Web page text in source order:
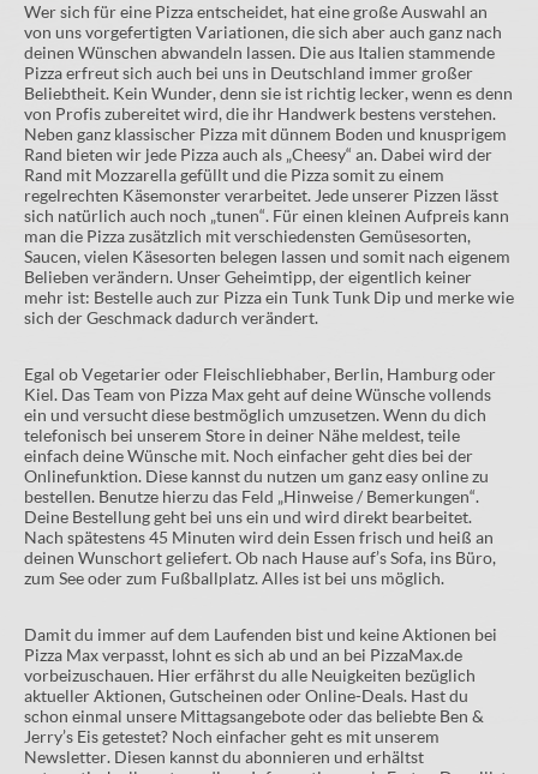
Wer sich für eine Pizza entscheidet, hat eine große Auswahl an
von uns vorgefertigten Variationen, die sich aber auch ganz nach
deinen Wünschen abwandeln lassen. Die aus Italien stammende
Pizza erfreut sich auch bei uns in Deutschland immer großer
Beliebtheit. Kein Wunder, denn sie ist richtig lecker, wenn es denn
von Profis zubereitet wird, die ihr Handwerk bestens verstehen.
Neben ganz klassischer Pizza mit dünnem Boden und knusprigem
Rand bieten wir jede Pizza auch als „Cheesy“ an. Dabei wird der
Rand mit Mozzarella gefüllt und die Pizza somit zu einem
regelrechten Käsemonster verarbeitet. Jede unserer Pizzen lässt
sich natürlich auch noch „tunen“. Für einen kleinen Aufpreis kann
man die Pizza zusätzlich mit verschiedensten Gemüsesorten,
Saucen, vielen Käsesorten belegen lassen und somit nach eigenem
Belieben verändern. Unser Geheimtipp, der eigentlich keiner
mehr ist: Bestelle auch zur Pizza ein Tunk Tunk Dip und merke wie
sich der Geschmack dadurch verändert.
Egal ob Vegetarier oder Fleischliebhaber, Berlin, Hamburg oder
Kiel. Das Team von Pizza Max geht auf deine Wünsche vollends
ein und versucht diese bestmöglich umzusetzen. Wenn du dich
telefonisch bei unserem Store in deiner Nähe meldest, teile
einfach deine Wünsche mit. Noch einfacher geht dies bei der
Onlinefunktion. Diese kannst du nutzen um ganz easy online zu
bestellen. Benutze hierzu das Feld „Hinweise / Bemerkungen“.
Deine Bestellung geht bei uns ein und wird direkt bearbeitet.
Nach spätestens 45 Minuten wird dein Essen frisch und heiß an
deinen Wunschort geliefert. Ob nach Hause auf’s Sofa, ins Büro,
zum See oder zum Fußballplatz. Alles ist bei uns möglich.
Damit du immer auf dem Laufenden bist und keine Aktionen bei
Pizza Max verpasst, lohnt es sich ab und an bei PizzaMax.de
vorbeizuschauen. Hier erfährst du alle Neuigkeiten bezüglich
aktueller Aktionen, Gutscheinen oder Online-Deals. Hast du
schon einmal unsere Mittagsangebote oder das beliebte Ben &
Jerry’s Eis getestet? Noch einfacher geht es mit unserem
Newsletter. Diesen kannst du abonnieren und erhältst